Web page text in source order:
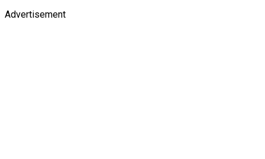
Advertisement